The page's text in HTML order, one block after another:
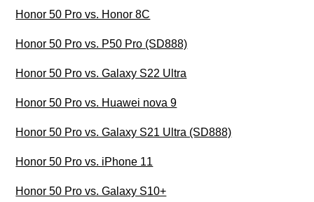
Honor 50 Pro vs. Honor 8C
Honor 50 Pro vs. P50 Pro (SD888)
Honor 50 Pro vs. Galaxy S22 Ultra
Honor 50 Pro vs. Huawei nova 9
Honor 50 Pro vs. Galaxy S21 Ultra (SD888)
Honor 50 Pro vs. iPhone 11
Honor 50 Pro vs. Galaxy S10+